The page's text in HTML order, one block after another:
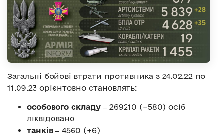
Загальні бойові втрати противника з 24.02.22 по
11.09.23 орієнтовно становлять:
особового складу ‒ 269210 (+580) осіб
ліквідовано
танків ‒ 4560 (+6)